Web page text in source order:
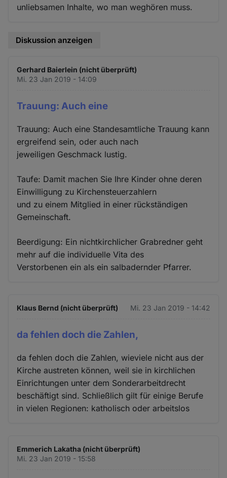
unliebsamen Inhalte, wo man weghören muss.
Diskussion anzeigen
Gerhard Baierlein (nicht überprüft)
Mi. 23 Jan 2019 - 14:09
Trauung: Auch eine
Trauung: Auch eine Standesamtliche Trauung kann
ergreifend sein, oder auch nach
jeweiligen Geschmack lustig.
Taufe: Damit machen Sie Ihre Kinder ohne deren
Einwilligung zu Kirchensteuerzahlern
und zu einem Mitglied in einer rückständigen
Gemeinschaft.
Beerdigung: Ein nichtkirchlicher Grabredner geht
mehr auf die individuelle Vita des
Verstorbenen ein als ein salbadernder Pfarrer.
Klaus Bernd (nicht überprüft) Mi. 23 Jan 2019 - 14:42
da fehlen doch die Zahlen,
da fehlen doch die Zahlen, wieviele nicht aus der
Kirche austreten können, weil sie in kirchlichen
Einrichtungen unter dem Sonderarbeitdrecht
beschäftigt sind. Schließlich gilt für einige Berufe
in vielen Regionen: katholisch oder arbeitslos
Emmerich Lakatha (nicht überprüft)
Mi. 23 Jan 2019 - 15:58